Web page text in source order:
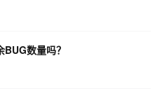
数量吗？